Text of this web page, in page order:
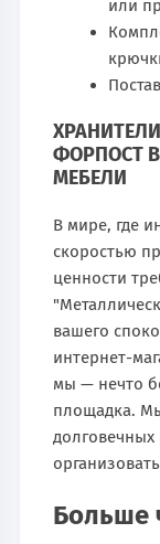
или
ФОРПОСТ
МЕБЕЛИ
В мире, где
скоростью
ценности
вашего
интернет-
мы — нечто
площадка.
Больше